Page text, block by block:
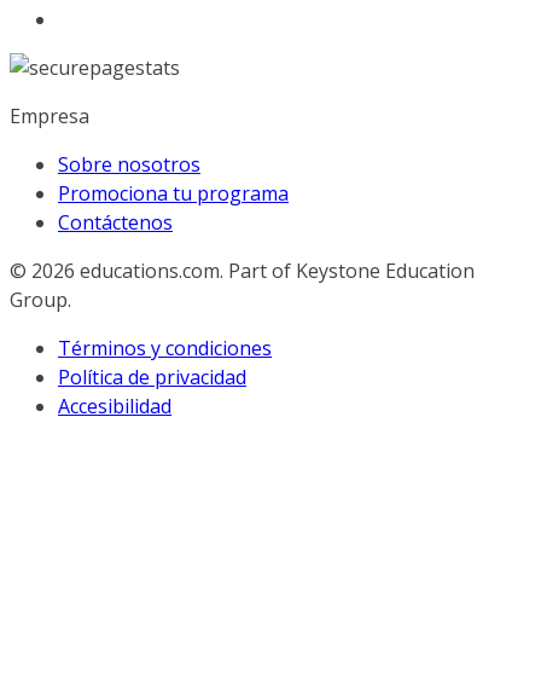
Empresa
Sobre nosotros
Promociona tu programa
Contáctenos
© 2026 educations.com. Part of Keystone Education
Group.
Términos y condiciones
Política de privacidad
Accesibilidad